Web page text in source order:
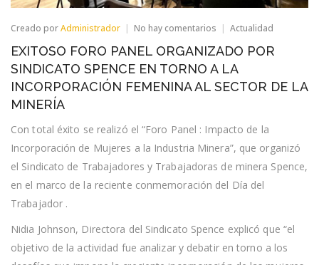
Creado porAdministrador No hay comentarios en
FORO
PANEL
ORGANIZADO
POR
TORNO
A
LA
INCORPORACIÓN
FEMENINA
LA
MINERÍA
Actualidad
EXITOSO FORO PANEL ORGANIZADO POR
SINDICATO SPENCE EN TORNO A LA
INCORPORACIÓN FEMENINA AL SECTOR DE LA
MINERÍA
Con total éxito se realizó el “Foro Panel : Impacto de la
Incorporación de Mujeres a la Industria Minera”, que organizó
el Sindicato de Trabajadores y Trabajadoras de minera Spence,
en el marco de la reciente conmemoración del Día del
Trabajador .
Nidia Johnson, Directora del Sindicato Spence explicó que “el
objetivo de la actividad fue analizar y debatir en torno a los